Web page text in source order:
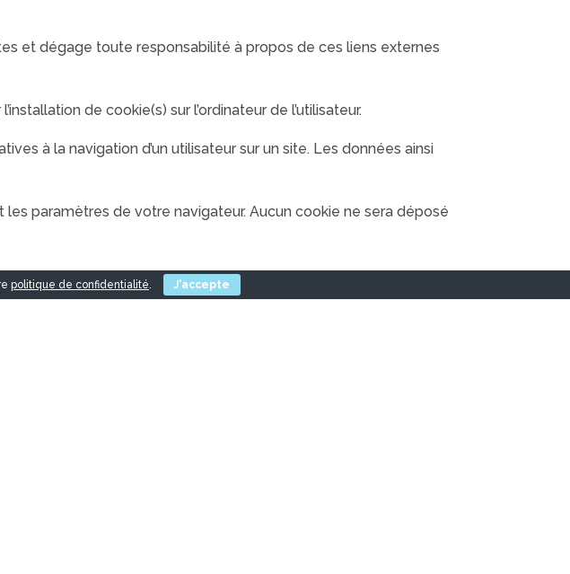
et dégage toute responsabilité à propos de ces liens externes
de cookie(s) sur l’ordinateur de l’utilisateur.
à la navigation d’un utilisateur sur un site. Les données ainsi
les paramètres de votre navigateur. Aucun cookie ne sera déposé
politique de confidentialité. J'accepte